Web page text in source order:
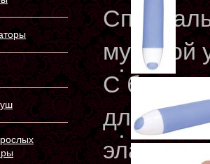
мужской
С
для